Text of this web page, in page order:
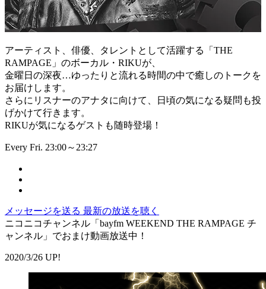
アーティスト、俳優、タレントとして活躍する「THE
RAMPAGE」のボーカル・RIKUが、
金曜日の深夜…ゆったりと流れる時間の中で癒しのトークを
お届けします。
さらにリスナーのアナタに向けて、日頃の気になる疑問も投
げかけて行きます。
RIKUが気になるゲストも随時登場！
Every Fri. 23:00～23:27
メッセージを送る 最新の放送を聴く
ニコニコチャンネル「bayfm WEEKEND THE RAMPAGE チ
ャンネル」でおまけ動画放送中！
2020/3/26 UP!